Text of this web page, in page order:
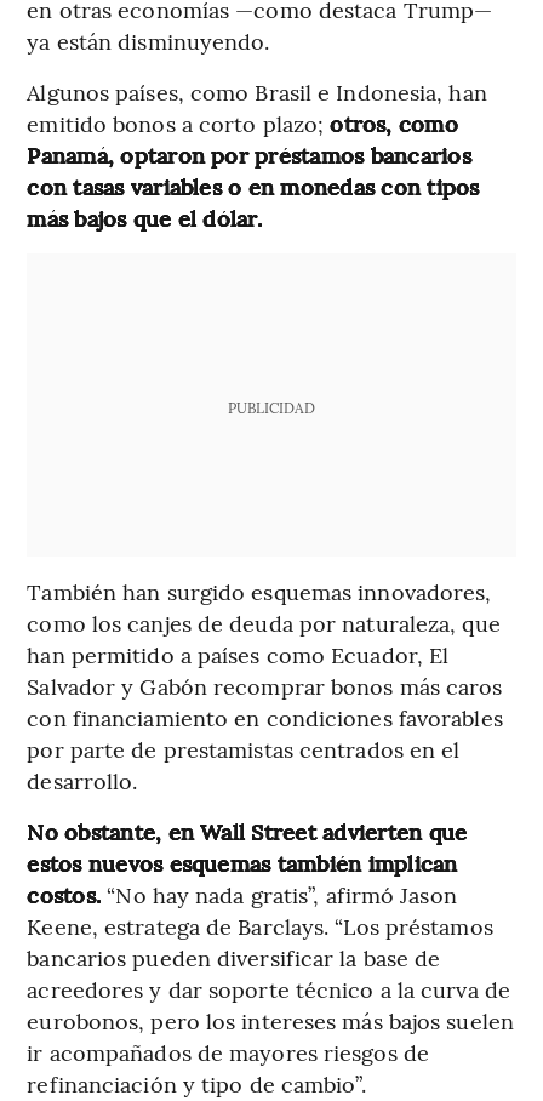
en otras economías —como destaca Trump—
ya están disminuyendo.
Algunos países, como Brasil e Indonesia, han
emitido bonos a corto plazo;otros, como
Panamá, optaron por préstamos bancarios
con tasas variables o en monedas con tipos
más bajos que el dólar.
PUBLICIDAD
También han surgido esquemas innovadores,
como los canjes de deuda por naturaleza, que
han permitido a países como Ecuador, El
Salvador y Gabón recomprar bonos más caros
con financiamiento en condiciones favorables
por parte de prestamistas centrados en el
desarrollo.
No obstante, en Wall Street advierten que
estos nuevos esquemas también implican
costos.“No hay nada gratis”, afirmó Jason
Keene, estratega de Barclays. “Los préstamos
bancarios pueden diversificar la base de
acreedores y dar soporte técnico a la curva de
eurobonos, pero los intereses más bajos suelen
ir acompañados de mayores riesgos de
refinanciación y tipo de cambio”.